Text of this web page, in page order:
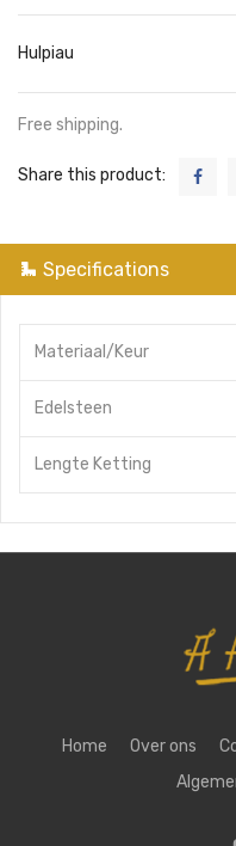
Hulpiau
Free shipping.
Share this product:
Specifications
Materiaal/Keur
Edelsteen
Lengte Ketting
Home Over ons